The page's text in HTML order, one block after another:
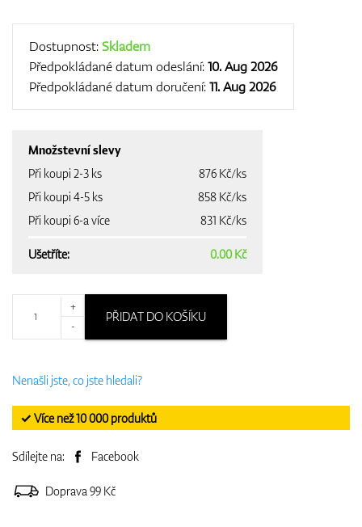
Dostupnost:Skladem
Předpokládané datum odeslání:10. Aug 2026
Předpokládané datum doručení:11. Aug 2026
Množstevní slevy
Při koupi 2-3 ks
876 Kč/ks
Při koupi 4-5 ks
858 Kč/ks
Při koupi 6-a více
831 Kč/ks
Ušetříte: 0.00 Kč
+
-
PŘIDAT DO KOŠÍKU
Nenašli jste, co jste hledali?
✓ Více než 10 000 produktů
Sdílejte na: Facebook
Doprava 99 Kč